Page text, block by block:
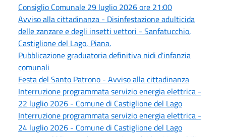
Consiglio Comunale 29 luglio 2026 ore 21:00
Avviso alla cittadinanza - Disinfestazione adulticida
delle zanzare e degli insetti vettori - Sanfatucchio,
Castiglione del Lago, Piana.
Pubblicazione graduatoria definitiva nidi d'infanzia
comunali
Festa del Santo Patrono - Avviso alla cittadinanza
Interruzione programmata servizio energia elettrica -
22 luglio 2026 - Comune di Castiglione del Lago
Interruzione programmata servizio energia elettrica -
24 luglio 2026 - Comune di Castiglione del Lago